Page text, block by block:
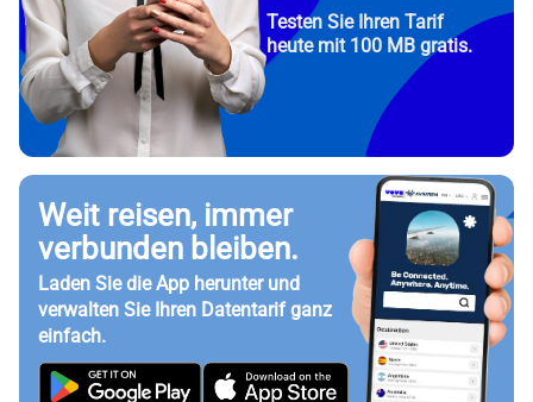
Testen Sie Ihren Tarif
heute mit 100 MB gratis.
Weit reisen, immer
verbunden bleiben.
Laden Sie die App herunter und
verwalten Sie Ihren Datentarif ganz
einfach.